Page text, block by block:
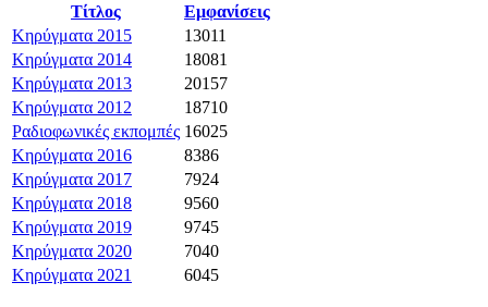
Τίτλος
Εμφανίσεις
Κηρύγματα 2015
13011
Κηρύγματα 2014
18081
Κηρύγματα 2013
20157
Κηρύγματα 2012
18710
Ραδιοφωνικές εκπομπές 16025
Κηρύγματα 2016
8386
Κηρύγματα 2017
7924
Κηρύγματα 2018
9560
Κηρύγματα 2019
9745
Κηρύγματα 2020
7040
Κηρύγματα 2021
6045